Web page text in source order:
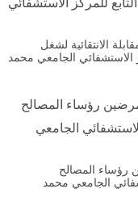
الانتقائية لشغل
الجامعي محمد
رؤساء المصالح
الجامعي
رؤساء المصالح
الجامعي محمد